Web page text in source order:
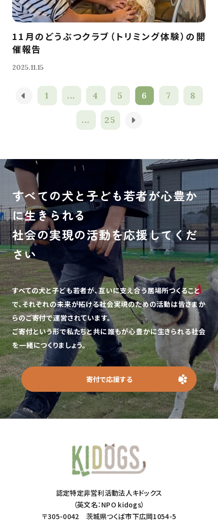
11月のどうぶつクラブ（トリミング体験）の開
催報告
2025.11.15
1 ... 4 5 6 7 8
... 25
すべての犬と子ども若者が心豊か
に生きられる
社会の実現の活動を応援してくだ
さい
すべての犬と子ども若者が、互いに支え合う居場所つくること
で、それぞれの未来が拓ける社会実現のための活動は皆さまか
らのご寄付で運営されています。
ご寄付という形で私たちと共に誰もが心豊かに生きられる社会
を一緒につくりましょう。
寄付で応援する
認定特定非営利活動法人キドックス
（英文名：NPO kidogs）
〒305-0042 茨城県つくば市下広岡1054-5